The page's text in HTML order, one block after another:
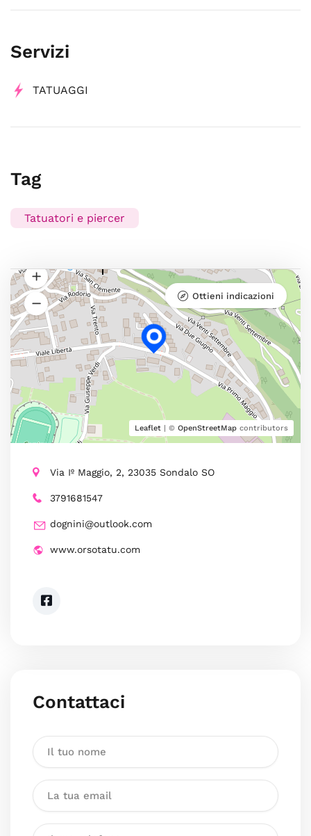
Servizi
TATUAGGI
Tag
Tatuatori e piercer
Leaflet | © OpenStreetMap contributors
Ottieni indicazioni
Via Iº Maggio, 2, 23035 Sondalo SO
3791681547
dognini@outlook.com
www.orsotatu.com
Contattaci